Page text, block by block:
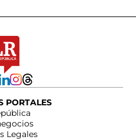
PORTALES
Legales